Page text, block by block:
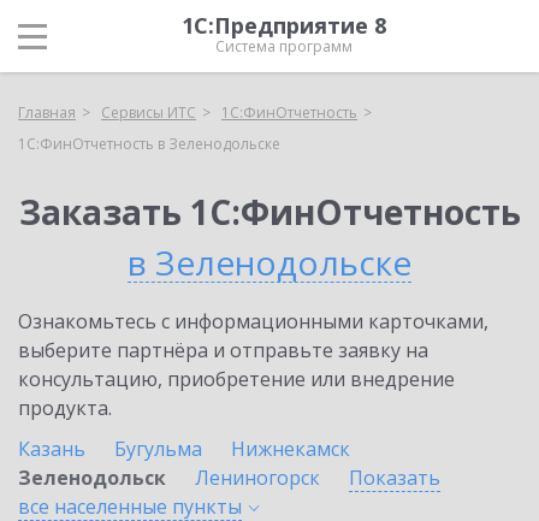
1С:Предприятие 8
Система программ
Главная Сервисы ИТС
1С:ФинОтчетность
1С:ФинОтчетность в Зеленодольске
Заказать 1С:ФинОтчетность
в Зеленодольске
Ознакомьтесь с информационными карточками,
выберите партнёра и отправьте заявку на
консультацию, приобретение или внедрение
продукта.
Казань
Бугульма
Нижнекамск
Зеленодольск
Лениногорск
Показать
все населенные пункты